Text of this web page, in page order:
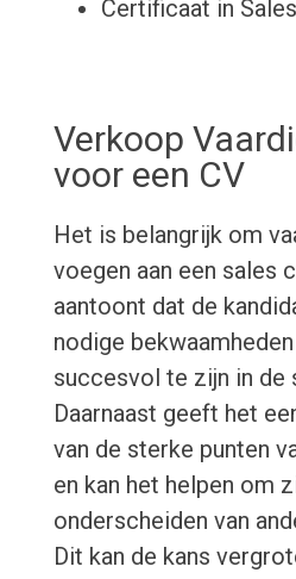
Certificaat in
Verkoop
voor een CV
Het is belangrijk om
voegen aan een sales
aantoont dat de
nodige
succesvol te zijn in de
Daarnaast geeft het
van de sterke punten
en kan het helpen om
onderscheiden van
Dit kan de kans